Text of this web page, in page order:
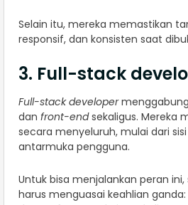
Selain itu, mereka memastikan
responsif, dan konsisten saat
3. Full-stack
Full-stack developer
dan front-endsekaligus. Mereka
secara menyeluruh, mulai dari sisi
antarmuka pengguna.
Untuk bisa menjalankan peran ini,
harus menguasai keahlian